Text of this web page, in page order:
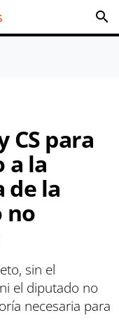
search
CS para
a la
de la
no
sin el
el diputado no
necesaria para